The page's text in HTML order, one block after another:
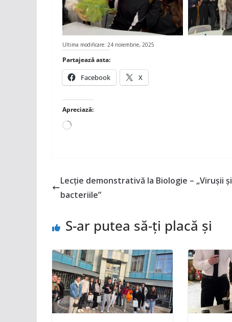
Ultima modificare: 24 noiembrie, 2025
Partajează asta:
Facebook X
Apreciază:
Încarc...
Lecție demonstrativă la Biologie – „Virușii și
bacteriile”
S-ar putea să-ți placă și